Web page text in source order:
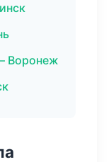
Воронеж